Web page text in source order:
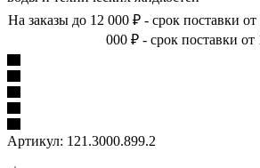
На заказы до 12 000 ₽ - срок поставки
000 ₽ - срок поставки от
Артикул: 121.3000.899.2